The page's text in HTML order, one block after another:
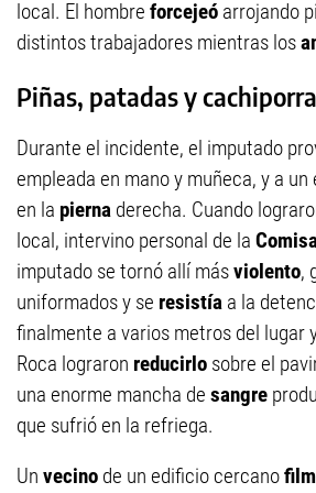
local. El hombre forcejeó arrojando
distintos trabajadores mientras los
Piñas, patadas y
Durante el incidente, el imputado
empleada en mano y muñeca, y a
en la pierna derecha. Cuando
local, intervino personal de la
imputado se tornó allí másviolento,
uniformados y se resistía a la
finalmente a varios metros del lugar
Roca lograron reducirlo sobre el
una enorme mancha de sangre
que sufrió en la refriega.
Un vecino de un edificio cercano